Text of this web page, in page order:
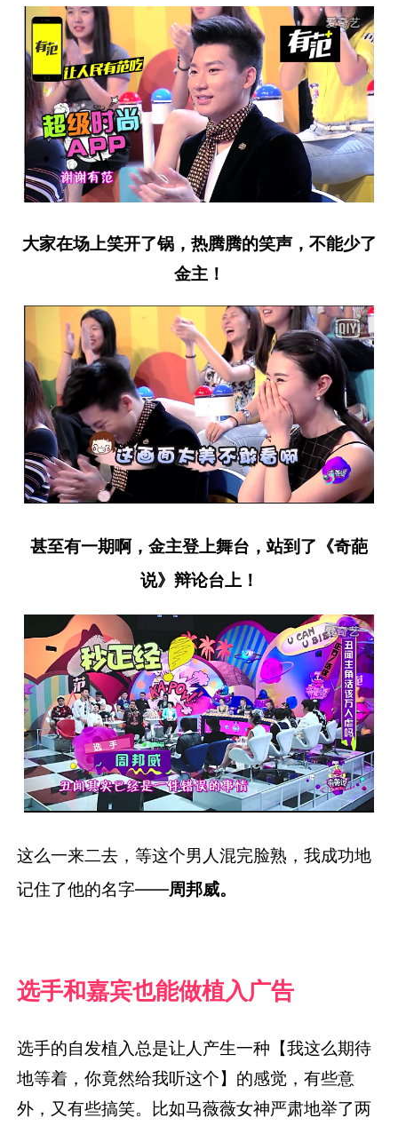
大家在场上笑开了锅，热腾腾的笑声，不能少了
金主！
甚至有一期啊，金主登上舞台，站到了《奇葩
说》辩论台上！
这么一来二去，等这个男人混完脸熟，我成功地
记住了他的名字——周邦威。
选手和嘉宾也能做植入广告
选手的自发植入总是让人产生一种【我这么期待
地等着，你竟然给我听这个】的感觉，有些意
外，又有些搞笑。比如马薇薇女神严肃地举了两